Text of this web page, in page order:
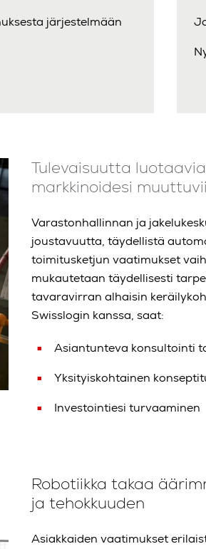
järjestelmään
Tulevaisuutta
markkinoidesi
Varastonhallinnan ja
joustavuutta, täydellistä
toimitusketjun vaatimukset
mukautetaan täydellisesti
tavaravirran alhaisin
Swisslogin kanssa, saat:
Asiantunteva konsultointi
Yksityiskohtainen
Investointiesi turvaaminen
Robotiikka takaa
ja tehokkuuden
Asiakkaiden vaatimukset